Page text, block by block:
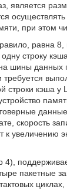
является
при этом
равна
строку
шины данных
строки кэша у
скорость
к
4),
пакетные